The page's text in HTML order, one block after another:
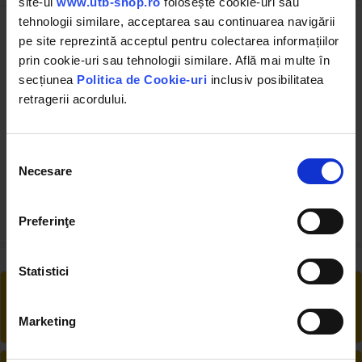
tehnologii similare, acceptarea sau continuarea navigării
pe site reprezintă acceptul pentru colectarea informațiilor
prin cookie-uri sau tehnologii similare. Află mai multe în
secțiunea Politica de Cookie-uri inclusiv posibilitatea
retragerii acordului.
consimțământului
Necesare
Preferinţe
Statistici
Marketing
Chinga de ridicare specificatii:
Greutate maxima suportata
2 T
Lungime
Latime
50 mm
Ai posibilitate de retur în 30 zile, comandă
produsele de care ai nevoie fără griji